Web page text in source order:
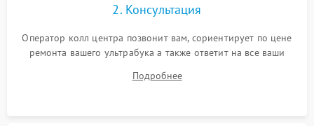
2. Консультация
Оператор колл центра позвонит вам, сориентирует по цене
ремонта вашего ультрабука а также ответит на все ваши
Подробнее